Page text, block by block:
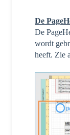
De
De
wordt
heeft. Zie